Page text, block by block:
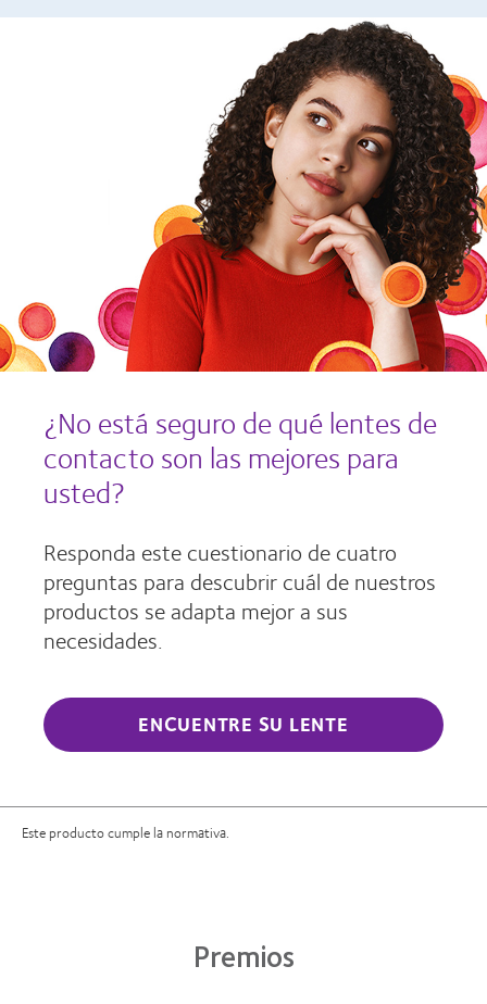
¿No está seguro de qué lentes de
contacto son las mejores para
usted?
Responda este cuestionario de cuatro
preguntas para descubrir cuál de nuestros
productos se adapta mejor a sus
necesidades.
ENCUENTRE SU LENTE
Este producto cumple la normativa.
Premios